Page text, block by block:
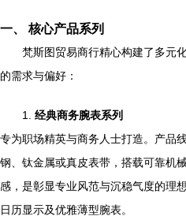
一、 核心产品系列
梵斯图贸易商行精心构建了多元
的需求与偏好：
1. 经典商务腕表系列
专为职场精英与商务人士打造。产品
钢、钛金属或真皮表带，搭载可靠机
感，是彰显专业风范与沉稳气度的理
日历显示及优雅薄型腕表。